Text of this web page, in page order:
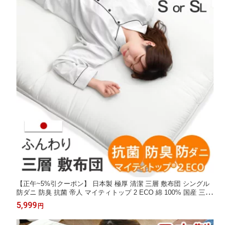
【正午~5%引クーポン】 日本製 極厚 清潔 三層 敷布団 シングル
防ダニ 防臭 抗菌 帝人 マイティトップ 2 ECO 綿 100% 国産 三層
敷き布団 軽い 三層敷布団 敷ふとん テイジン 固綿 マットレス 軽
量 硬め 敷布団 寝具 布団 シングルロング おすすめ 固綿入り
5,999 円